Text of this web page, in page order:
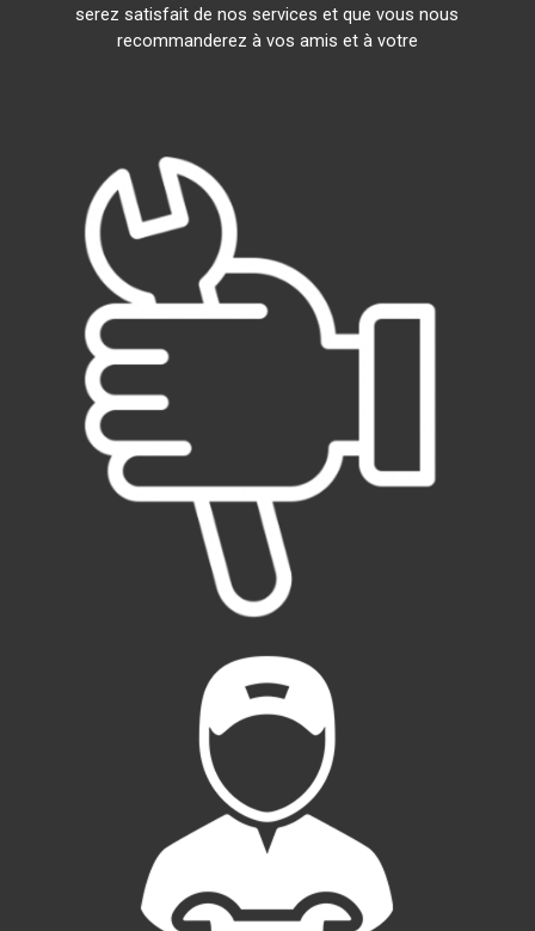
serez satisfait de nos services et que vous nous
recommanderez à vos amis et à votre